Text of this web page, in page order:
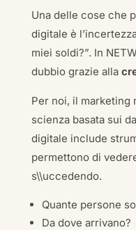
Una delle cose che
digitale è
miei soldi?”. In
dubbio grazie alla
Per noi, il marketing
scienza basata sui
digitale include
permettono di
s\\uccedendo.
Quante persone
Da dove arrivano?